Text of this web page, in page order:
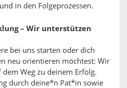
in den Folgeprozessen.
– Wir unterstützen
bei uns starten oder dich
neu orientieren möchtest: Wir
Weg zu deinem Erfolg.
durch deine*n Pat*in sowie